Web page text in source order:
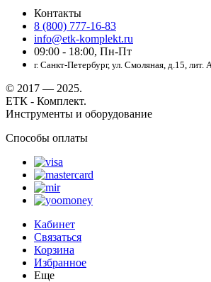
Контакты
8 (800) 777-16-83
info@etk-komplekt.ru
09:00 - 18:00, Пн-Пт
г. Санкт-Петербург, ул. Смоляная, д.15, лит.
© 2017 — 2025.
ЕТК - Комплект.
Инструменты и оборудование
Способы оплаты
Кабинет
Связаться
Корзина
Избранное
Еще